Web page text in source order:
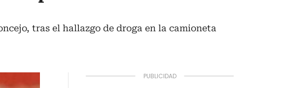
tras el hallazgo de droga en la camioneta